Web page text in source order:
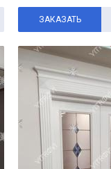
ЗАКАЗАТЬ